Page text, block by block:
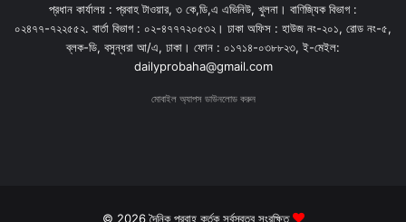
প্রধান কার্যালয় : প্রবাহ টাওয়ার, ৩ কে,ডি,এ এভিনিউ, খুলনা। বাণিজ্যিক বিভাগ :
০২৪৭৭-৭২২৫৫২. বার্তা বিভাগ : ০২-৪৭৭৭২০৫৩২। ঢাকা অফিস : হাউজ নং-২০১, রোড নং-৫,
ব্লক-ডি, বসুন্ধরা আ/এ, ঢাকা। ফোন : ০১৭১৪-০৩৮৮২৩, ই-মেইল:
dailyprobaha@gmail.com
মোবাইল অ্যাপস ডাউনলোড করুন
© 2026 দৈনিক প্রবাহ কর্তৃক সর্বস্বত্ব সংরক্ষিত